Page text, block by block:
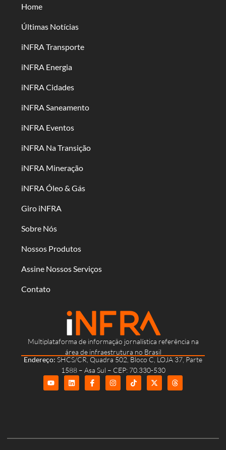
Multiplataforma de informação jornalística referência na
área de infraestrutura no Brasil
Endereço: SHCS/CR, Quadra 502, Bloco C, LOJA 37, Parte
1588 – Asa Sul – CEP: 70.330-530
Home
Últimas Notícias
iNFRA Transporte
iNFRA Energia
iNFRA Cidades
iNFRA Saneamento
iNFRA Eventos
iNFRA Na Transição
iNFRA Mineração
iNFRA Óleo & Gás
Giro iNFRA
Sobre Nós
Nossos Produtos
Assine Nossos Serviços
Contato